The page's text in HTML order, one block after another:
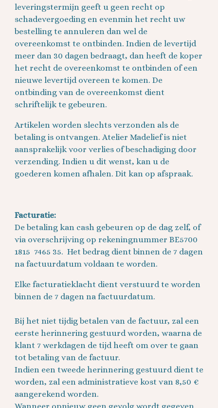
leveringstermijn geeft u geen recht op
schadevergoeding en evenmin het recht uw
bestelling te annuleren dan wel de
overeenkomst te ontbinden. Indien de levertijd
meer dan 30 dagen bedraagt, dan heeft de koper
het recht de overeenkomst te ontbinden of een
nieuwe levertijd overeen te komen. De
ontbinding van de overeenkomst dient
schriftelijk te gebeuren.
Artikelen worden slechts verzonden als de
betaling is ontvangen. Atelier Madelief is niet
aansprakelijk voor verlies of beschadiging door
verzending. Indien u dit wenst, kan u de
goederen komen afhalen. Dit kan op afspraak.
Facturatie:
De betaling kan cash gebeuren op de dag zelf, of
via overschrijving op rekeningnummer BE5700
1815 7465 35. Het bedrag dient binnen de 7 dagen
na factuurdatum voldaan te worden.
Elke facturatieklacht dient verstuurd te worden
binnen de 7 dagen na factuurdatum.
Bij het niet tijdig betalen van de factuur, zal een
eerste herinnering gestuurd worden, waarna de
klant 7 werkdagen de tijd heeft om over te gaan
tot betaling van de factuur.
Indien een tweede herinnering gestuurd dient te
worden, zal een administratieve kost van 8,50 €
aangerekend worden.